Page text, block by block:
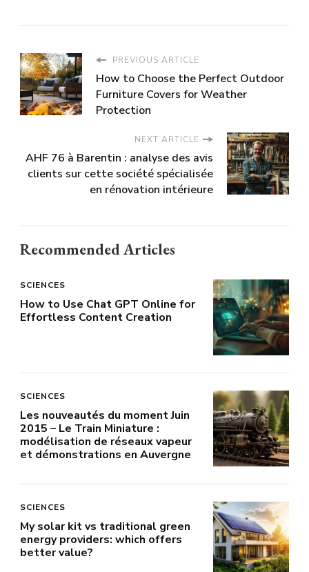
PREVIOUS ARTICLE
How to Choose the Perfect Outdoor
Furniture Covers for Weather
Protection
NEXT ARTICLE
AHF 76 à Barentin : analyse des avis
clients sur cette société spécialisée
en rénovation intérieure
Recommended Articles
SCIENCES
How to Use Chat GPT Online for
Effortless Content Creation
SCIENCES
Les nouveautés du moment Juin
2015 – Le Train Miniature :
modélisation de réseaux vapeur
et démonstrations en Auvergne
SCIENCES
My solar kit vs traditional green
energy providers: which offers
better value?